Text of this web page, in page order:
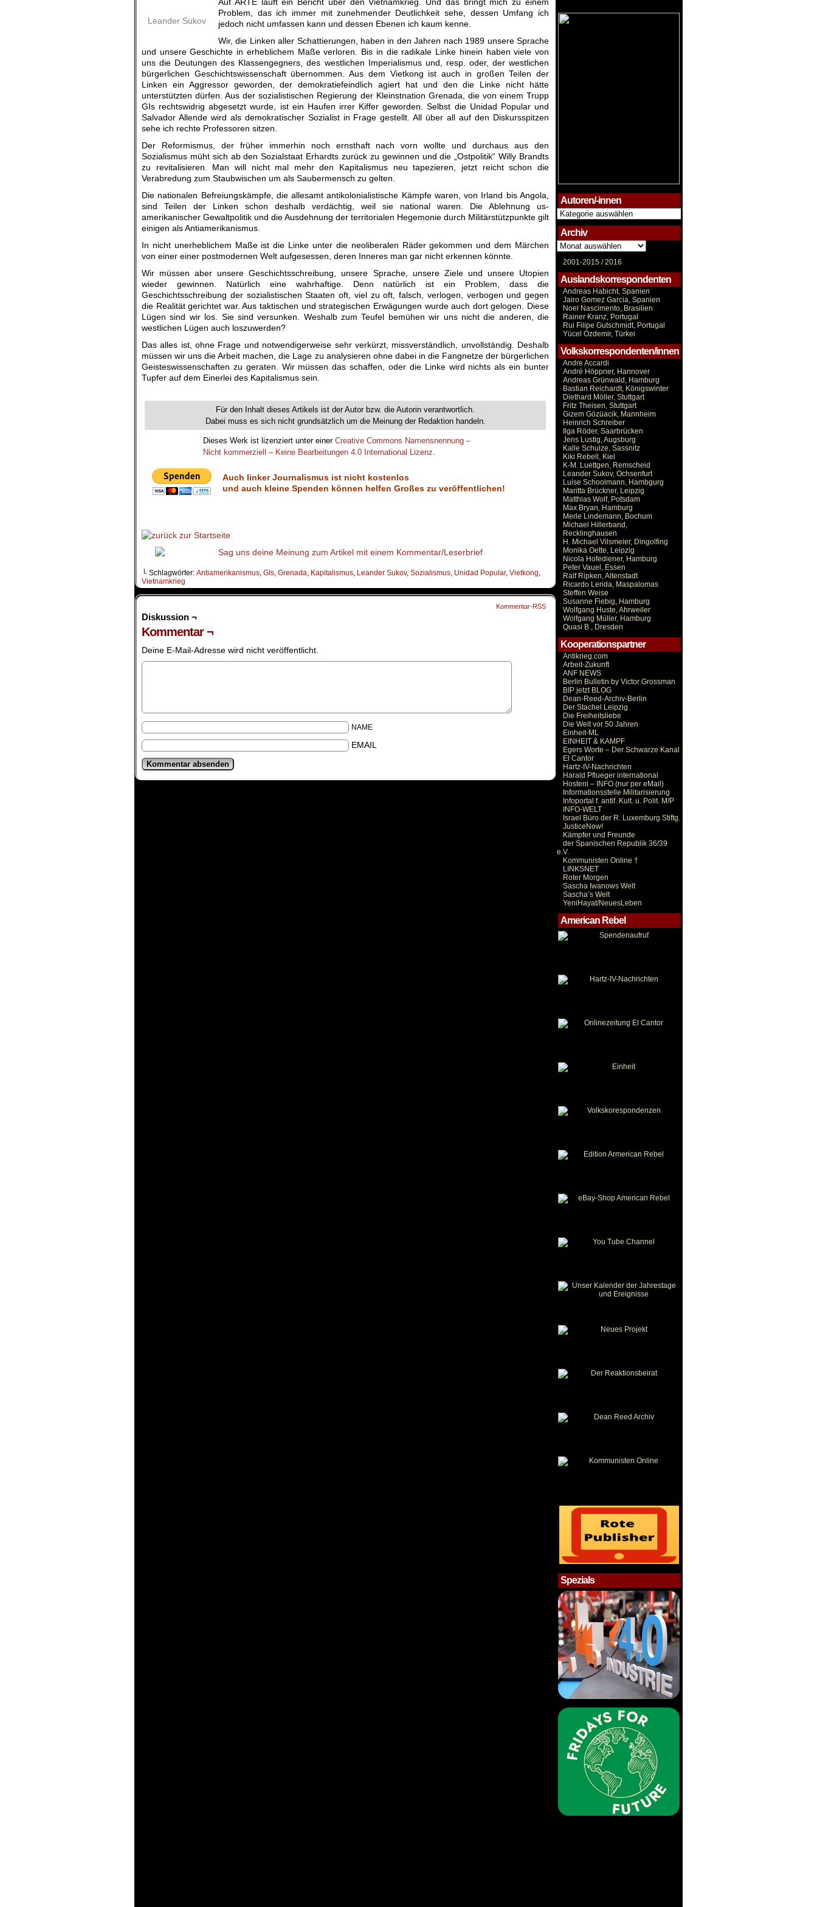
Leander Sukov
Problem, das ich immer mit zunehmender Deutlichkeit sehe, dessen Umfang ich
jedoch nicht umfassen kann und dessen Ebenen ich kaum kenne.
Wir, die Linken aller Schattierungen, haben in den Jahren nach 1989 unsere Sprache
und unsere Geschichte in erheblichem Maße verloren. Bis in die radikale Linke hinein haben viele von
uns die Deutungen des Klassengegners, des westlichen Imperialismus und, resp. oder, der westlichen
bürgerlichen Geschichtswissenschaft übernommen. Aus dem Vietkong ist auch in großen Teilen der
Linken ein Aggressor geworden, der demokratiefeindlich agiert hat und den die Linke nicht hätte
unterstützten dürfen. Aus der sozialistischen Regierung der Kleinstnation Grenada, die von einem Trupp
GIs rechtswidrig abgesetzt wurde, ist ein Haufen irrer Kiffer geworden. Selbst die Unidad Popular und
Salvador Allende wird als demokratischer Sozialist in Frage gestellt. All über all auf den Diskursspitzen
sehe ich rechte Professoren sitzen.
Der Reformismus, der früher immerhin noch ernsthaft nach vorn wollte und durchaus aus den
Sozialismus müht sich ab den Sozialstaat Erhardts zurück zu gewinnen und die „Ostpolitik“ Willy Brandts
zu revitalisieren. Man will nicht mal mehr den Kapitalismus neu tapezieren, jetzt reicht schon die
Verabredung zum Staubwischen um als Saubermensch zu gelten.
Die nationalen Befreiungskämpfe, die allesamt antikolonialistische Kämpfe waren, von Irland bis Angola,
sind Teilen der Linken schon deshalb verdächtig, weil sie national waren. Die Ablehnung us-
amerikanischer Gewaltpolitik und die Ausdehnung der territorialen Hegemonie durch Militärstützpunkte gilt
einigen als Antiamerikanismus.
In nicht unerheblichem Maße ist die Linke unter die neoliberalen Räder gekommen und dem Märchen
von einer einer postmodernen Welt aufgesessen, deren Inneres man gar nicht erkennen könnte.
Wir müssen aber unsere Geschichtsschreibung, unsere Sprache, unsere Ziele und unsere Utopien
wieder gewinnen. Natürlich eine wahrhaftige. Denn natürlich ist ein Problem, dass die
Geschichtsschreibung der sozialistischen Staaten oft, viel zu oft, falsch, verlogen, verbogen und gegen
die Realität gerichtet war. Aus taktischen und strategischen Erwägungen wurde auch dort gelogen. Diese
Lügen sind wir los. Sie sind versunken. Weshalb zum Teufel bemühen wir uns nicht die anderen, die
westlichen Lügen auch loszuwerden?
Das alles ist, ohne Frage und notwendigerweise sehr verkürzt, missverständlich, unvollständig. Deshalb
müssen wir uns die Arbeit machen, die Lage zu analysieren ohne dabei in die Fangnetze der bürgerlichen
Geisteswissenschaften zu geraten. Wir müssen das schaffen, oder die Linke wird nichts als ein bunter
Tupfer auf dem Einerlei des Kapitalismus sein.
Für den Inhalt dieses Artikels ist der Autor bzw. die Autorin verantwortlich.
Dabei muss es sich nicht grundsätzlich um die Meinung der Redaktion handeln.
Dieses Werk ist lizenziert unter einer Creative Commons Namensnennung –
Nicht kommerziell – Keine Bearbeitungen 4.0 International Lizenz.
Auch linker Journalismus ist nicht kostenlos
und auch kleine Spenden können helfen Großes zu veröffentlichen!
└ Schlagwörter: Antiamerikanismus, GIs, Grenada, Kapitalismus, Leander Sukov, Sozialismus, Unidad Popular, Vietkong,
Vietnamkrieg
Kommentar-RSS
Diskussion ¬
Kommentar ¬
Deine E-Mail-Adresse wird nicht veröffentlicht.
NAME
EMAIL
Autoren/-innen
Autoren/-
innen
Archiv
Archiv
2001-2015 /2016
Auslandskorrespondenten
Andreas Habicht, Spanien
Jairo Gomez Garcia, Spanien
Noel Nascimento, Brasilien
Rainer Kranz, Portugal
Rui Filipe Gutschmidt, Portugal
Yücel Özdemir, Türkei
Volkskorrespondenten/innen
Andre Accardi
André Höppner, Hannover
Andreas Grünwald, Hamburg
Bastian Reichardt, Königswinter
Diethard Möller, Stuttgart
Fritz Theisen, Stuttgart
Gizem Gözüacik, Mannheim
Heinrich Schreiber
Ilga Röder, Saarbrücken
Jens Lustig, Augsburg
Kalle Schulze, Sassnitz
Kiki Rebell, Kiel
K-M. Luettgen, Remscheid
Leander Sukov, Ochsenfurt
Luise Schoolmann, Hambgurg
Maritta Brückner, Leipzig
Matthias Wolf, Potsdam
Max Bryan, Hamburg
Merle Lindemann, Bochum
Michael Hillerband,
Recklinghausen
H. Michael Vilsmeier, Dingolfing
Monika Oette, Leipzig
Nicola Hofediener, Hamburg
Peter Vauel, Essen
Ralf Ripken, Altenstadt
Ricardo Lerida, Maspalomas
Steffen Weise
Susanne Fiebig, Hamburg
Wolfgang Huste, Ahrweiler
Wolfgang Müller, Hamburg
Quasi B., Dresden
Kooperationspartner
Antikrieg.com
Arbeit-Zukunft
ANF NEWS
Berlin Bulletin by Victor Grossman
BIP jetzt BLOG
Dean-Reed-Archiv-Berlin
Der Stachel Leipzig
Die Freiheitsliebe
Die Welt vor 50 Jahren
Einheit-ML
EINHEIT & KAMPF
Egers Worte – Der Schwarze Kanal
El Cantor
Hartz-IV-Nachrichten
Harald Pflueger international
Hosteni – INFO (nur per eMail)
Informationsstelle Militarisierung
Infoportal f. antif. Kult. u. Polit. M/P
INFO-WELT
Israel Büro der R. Luxemburg Stiftg.
JusticeNow!
Kämpfer und Freunde
der Spanischen Republik 36/39
e.V.
Kommunisten Online †
LINKSNET
Roter Morgen
Sascha Iwanows Welt
Sascha’s Welt
YeniHayat/NeuesLeben
American Rebel
Spezials